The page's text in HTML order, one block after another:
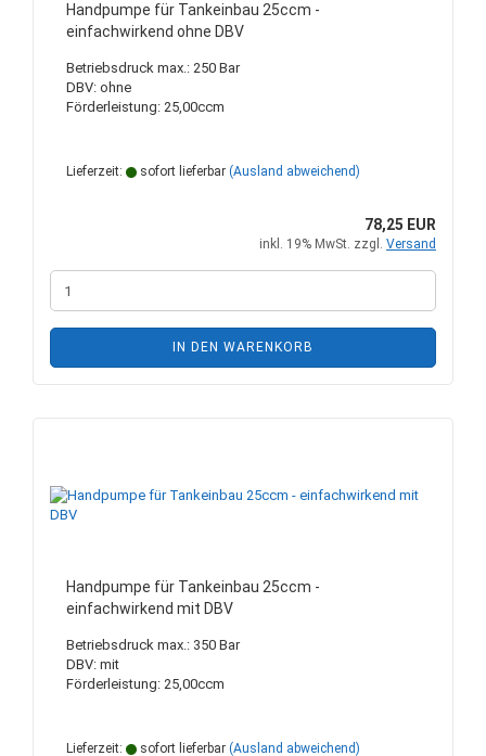
Handpumpe für Tankeinbau 25ccm -
einfachwirkend ohne DBV
Betriebsdruck max.: 250 Bar
DBV: ohne
Förderleistung: 25,00ccm
Lieferzeit: sofort lieferbar (Ausland abweichend)
78,25 EUR
inkl. 19% MwSt. zzgl. Versand
IN DEN WARENKORB
Handpumpe für Tankeinbau 25ccm -
einfachwirkend mit DBV
Betriebsdruck max.: 350 Bar
DBV: mit
Förderleistung: 25,00ccm
Lieferzeit: sofort lieferbar (Ausland abweichend)